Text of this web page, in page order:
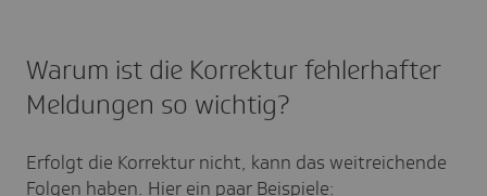
Warum ist die Korrektur fehlerhafter
Meldungen so wichtig?
Erfolgt die Korrektur nicht, kann das weitreichende
Folgen haben. Hier ein paar Beispiele: